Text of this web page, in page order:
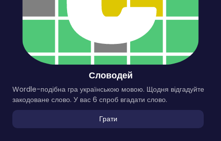
Словодей
Wordle-подібна гра українською мовою. Щодня відгадуйте
закодоване слово. У вас 6 спроб вгадати слово.
Грати